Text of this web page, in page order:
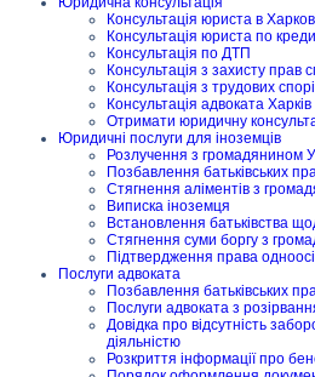
Консультація юриста в
Консультація юриста по
Консультація по ДТП
Консультація з захисту прав
Консультація з трудових
Консультація адвоката Харків
Отримати юридичну
Юридичні послуги для іноземців
Розлучення з громадянином
Позбавлення батьківських
Стягнення аліментів з
Виписка іноземця
Встановлення батьківства
Стягнення суми боргу з
Підтвердження права
Послуги адвоката
Позбавлення батьківських
Послуги адвоката з
Довідка про відсутність
діяльністю
Розкриття інформації про